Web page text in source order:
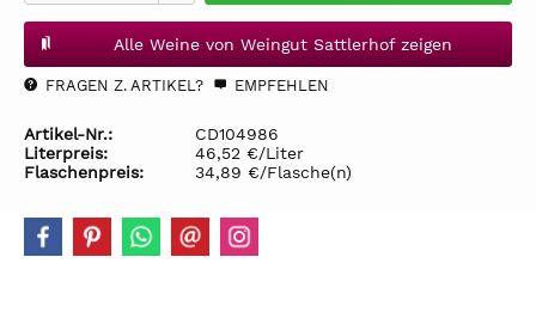
Alle Weine von Weingut Sattlerhof zeigen
FRAGEN Z. ARTIKEL? EMPFEHLEN
Artikel-Nr.:
CD104986
Literpreis:
46,52 €/Liter
Flaschenpreis:
34,89 €/Flasche(n)